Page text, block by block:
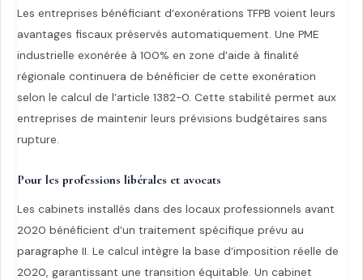
Les entreprises bénéficiant d’exonérations TFPB voient leurs
avantages fiscaux préservés automatiquement. Une PME
industrielle exonérée à 100% en zone d’aide à finalité
régionale continuera de bénéficier de cette exonération
selon le calcul de l’article 1382-0. Cette stabilité permet aux
entreprises de maintenir leurs prévisions budgétaires sans
rupture.
Pour les professions libérales et avocats
Les cabinets installés dans des locaux professionnels avant
2020 bénéficient d’un traitement spécifique prévu au
paragraphe II. Le calcul intègre la base d’imposition réelle de
2020, garantissant une transition équitable. Un cabinet